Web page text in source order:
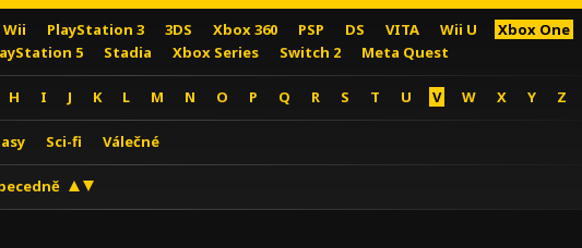
Wii PlayStation 3 3DS Xbox 360 PSP DS VITA Wii U
Xbox One
5 Stadia Xbox Series Switch 2 Meta Quest
H I J K L M N O P Q R S T U V W X Y Z
Sci-fi Válečné